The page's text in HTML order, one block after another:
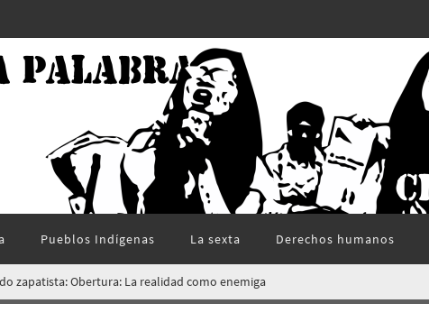
Pueblos Indí­genas La sexta Derechos humanos
zapatista: Obertura: La realidad como enemiga